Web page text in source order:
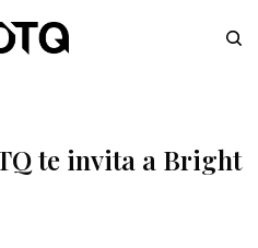
te invita a Bright